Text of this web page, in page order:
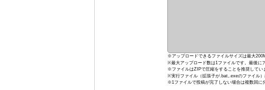
※アップロードできるファイルサイズは最大
※最大アップロード数は1ファイルです。最後に
※ファイルはZIPで圧縮をすることを推奨してい
※実行ファイル（拡張子が.bat,.exeのファイル）
※1ファイルで投稿が完了しない場合は複数回に